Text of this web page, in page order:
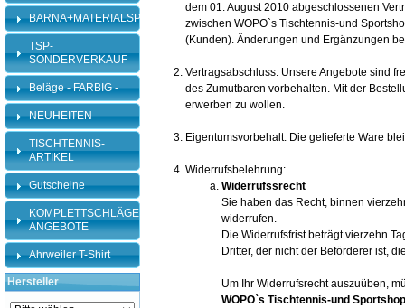
dem 01. August 2010 abgeschlossenen
zwischen WOPO`s Tischtennis-und
(Kunden). Änderungen und Ergänzungen
Vertragsabschluss: Unsere Angebote sind
des Zumutbaren vorbehalten. Mit der
erwerben zu wollen.
Eigentumsvorbehalt: Die gelieferte Ware
Widerrufsbelehrung:
Widerrufssrecht
Sie haben das Recht, binnen
widerrufen.
Die Widerrufsfrist beträgt vierzehn
Dritter, der nicht der Beförderer ist,
Um Ihr Widerrufsrecht auszuüben,
WOPO`s Tischtennis-und Sportshop
BARNA+MATERIALSPEZI
TSP-
SONDERVERKAUF
Beläge - FARBIG -
NEUHEITEN
TISCHTENNIS-
ARTIKEL
Gutscheine
KOMPLETTSCHLÄGER-
ANGEBOTE
Ahrweiler T-Shirt
Hersteller